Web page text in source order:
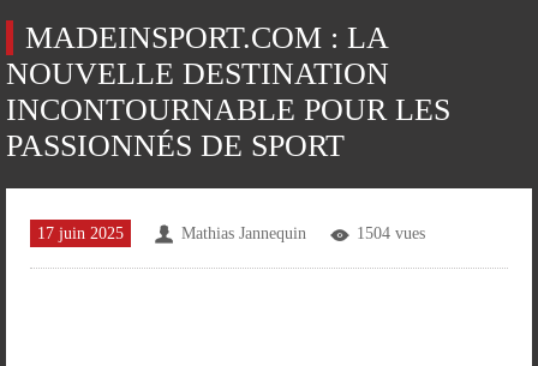
MADEINSPORT.COM : LA
NOUVELLE DESTINATION
INCONTOURNABLE POUR LES
PASSIONNÉS DE SPORT
17 juin 2025 Mathias Jannequin 1504 vues